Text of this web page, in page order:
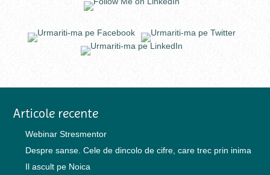
Articole recente
Webinar Stresmentor
Despre sanse. Cele de dincolo de cifre, care trec prin inima
Il ascult pe Noica